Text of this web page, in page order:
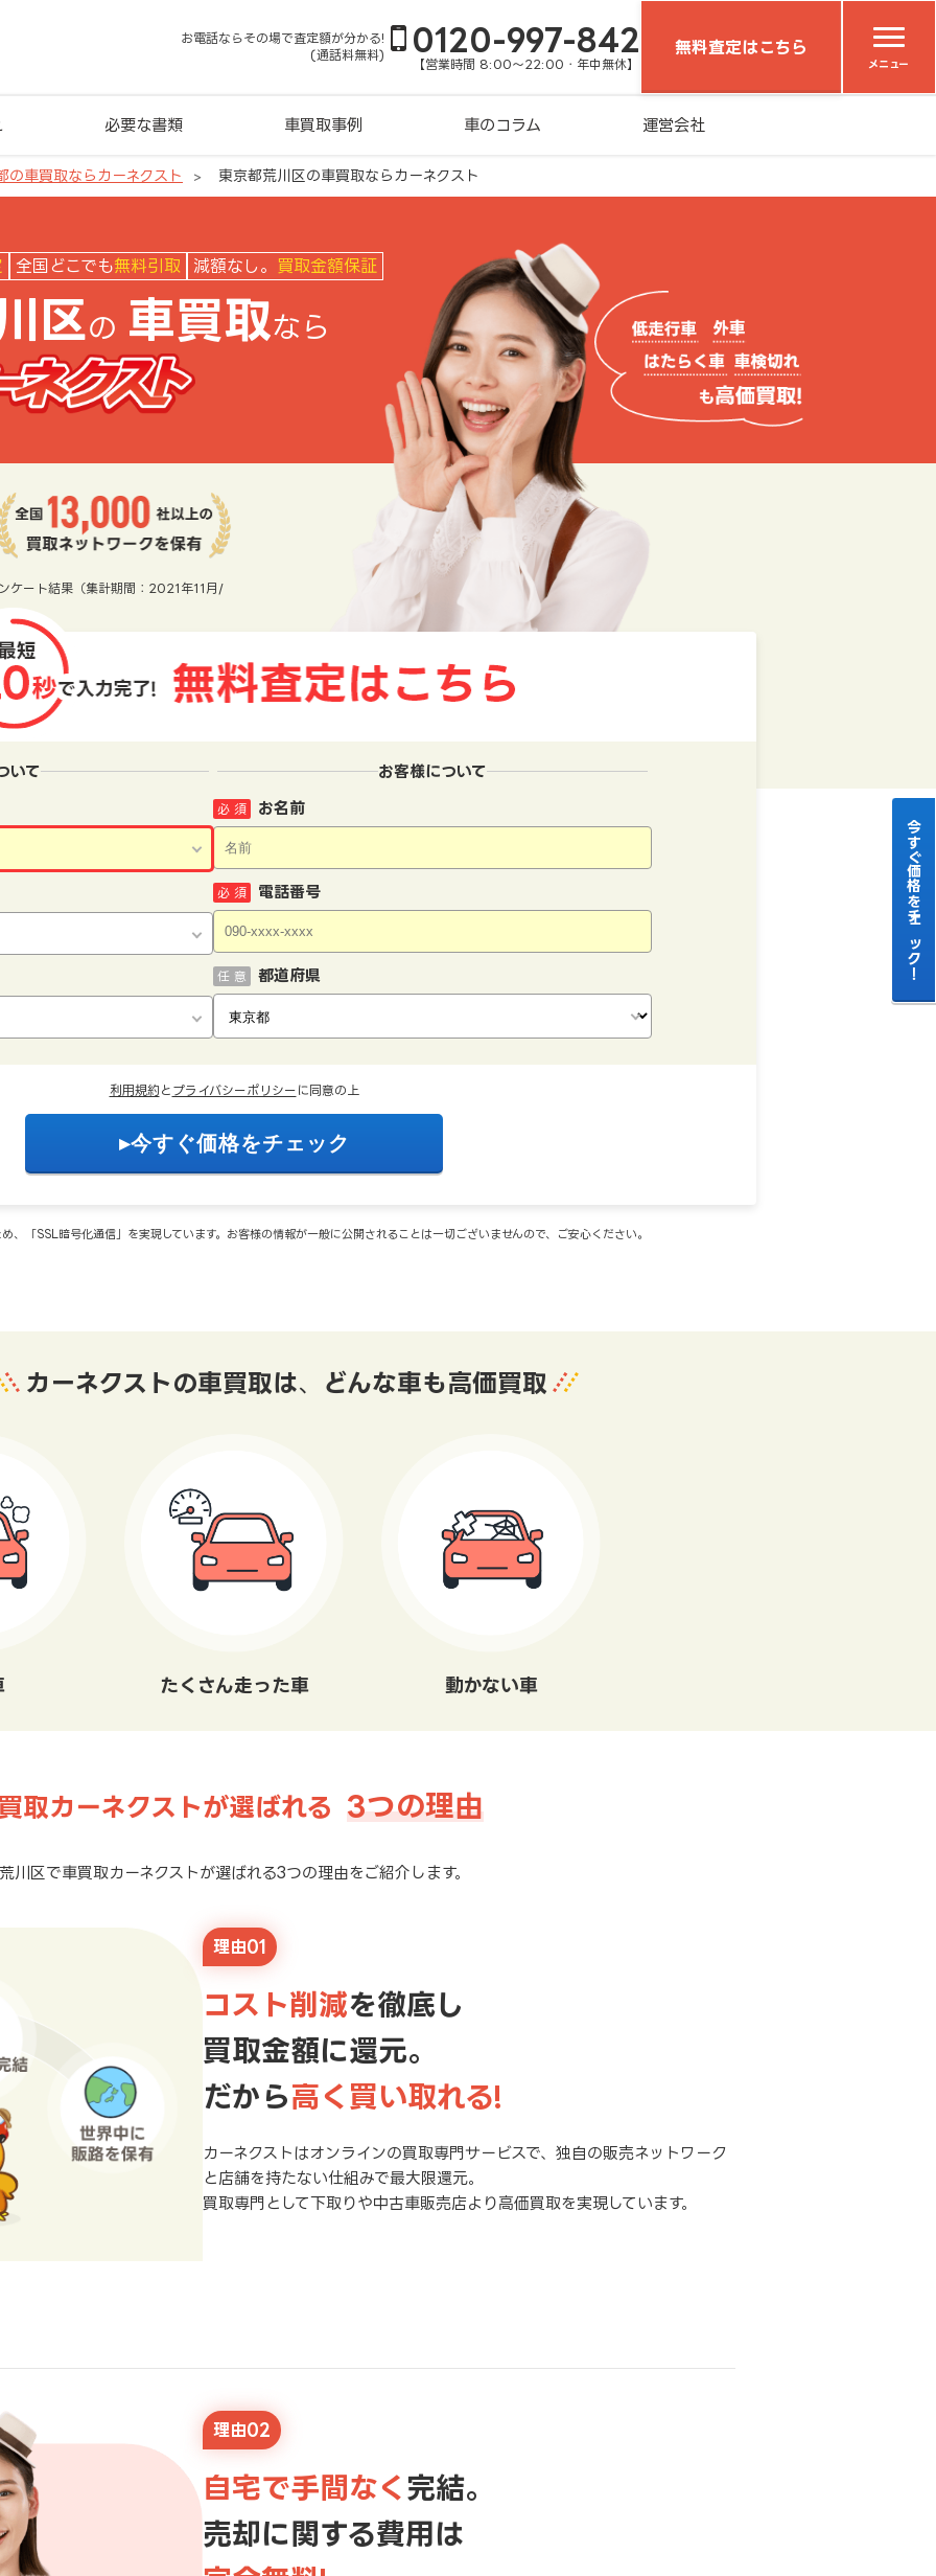
お電話ならその場で査定額が分かる!
(通話料無料)
0120-997-842
【営業時間 8:00～22:00・年中無休】
無料査定はこちら
メニュー
必要な書類 車買取事例 車のコラム 運営会社
の車買取ならカーネクスト 東京都荒川区の車買取ならカーネクスト
全国どこでも無料引取 減額なし。 買取金額保証
区の 車買取なら
ケート結果（集計期間：2021年11月/
いて お客様について
お名前
必 須
電話番号
必 須
都道府県
任 意
利用規約 と プライバシーポリシー に同意の上
、「SSL暗号化通信」を実現しています。お客様の情報が一般に公開されることは一切ございませんので、ご安心ください。
カーネクストの車買取は、 どんな車も高価買取
たくさん走った車 動かない車
取カーネクストが選ばれる 3つの理由
川区で車買取カーネクストが選ばれる3つの理由をご紹介します。
理由01
コスト削減を徹底し
買取金額に還元。
だから高く買い取れる!
カーネクストはオンラインの買取専門サービスで、独自の販売ネットワーク
と店舗を持たない仕組みで最大限還元。
買取専門として下取りや中古車販売店より高価買取を実現しています。
理由02
自宅で手間なく 完結。
売却に関する費用は
今すぐ価格をチェック！